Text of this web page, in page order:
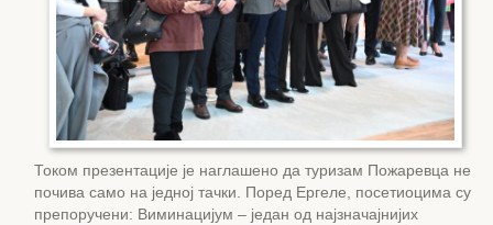
Током презентације је наглашено да туризам Пожаревца не
почива само на једној тачки. Поред Ергеле, посетиоцима су
препоручени: Виминацијум – један од најзначајнијих